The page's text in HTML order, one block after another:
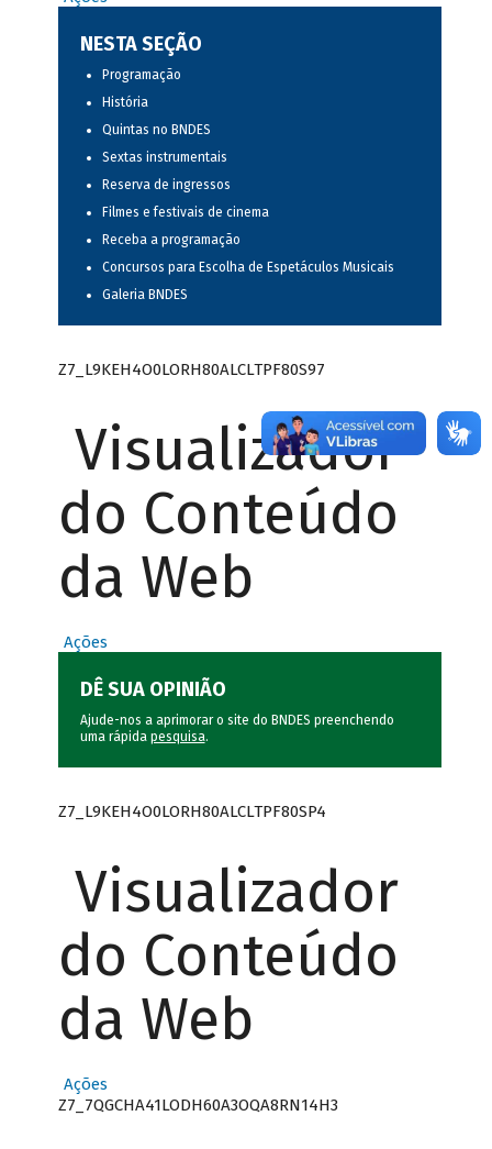
NESTA SEÇÃO
Programação
História
Quintas no BNDES
Sextas instrumentais
Reserva de ingressos
Filmes e festivais de cinema
Receba a programação
Concursos para Escolha de Espetáculos Musicais
Galeria BNDES
Z7_L9KEH4O0LORH80ALCLTPF80S97
Visualizador
do Conteúdo
da Web
Ações
DÊ SUA OPINIÃO
Ajude-nos a aprimorar o site do BNDES preenchendo
uma rápida pesquisa.
Z7_L9KEH4O0LORH80ALCLTPF80SP4
Visualizador
do Conteúdo
da Web
Ações
Z7_7QGCHA41LODH60A3OQA8RN14H3